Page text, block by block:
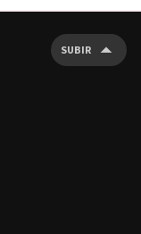
SUBIR